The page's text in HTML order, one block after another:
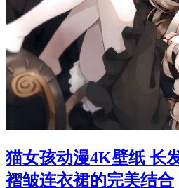
猫女孩动漫4K壁纸 长
褶皱连衣裙的完美结合